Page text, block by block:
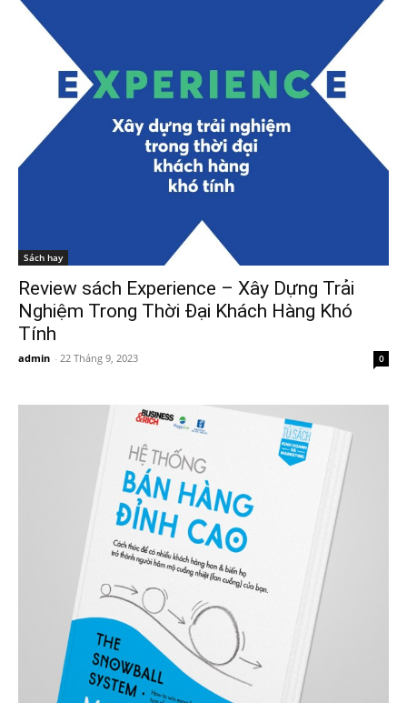
Sách hay
Review sách Experience – Xây Dựng Trải
Nghiệm Trong Thời Đại Khách Hàng Khó
Tính
admin - 22 Tháng 9, 2023 0